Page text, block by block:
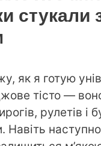
стукали
як я готую
тісто —
рулетів і
Навіть